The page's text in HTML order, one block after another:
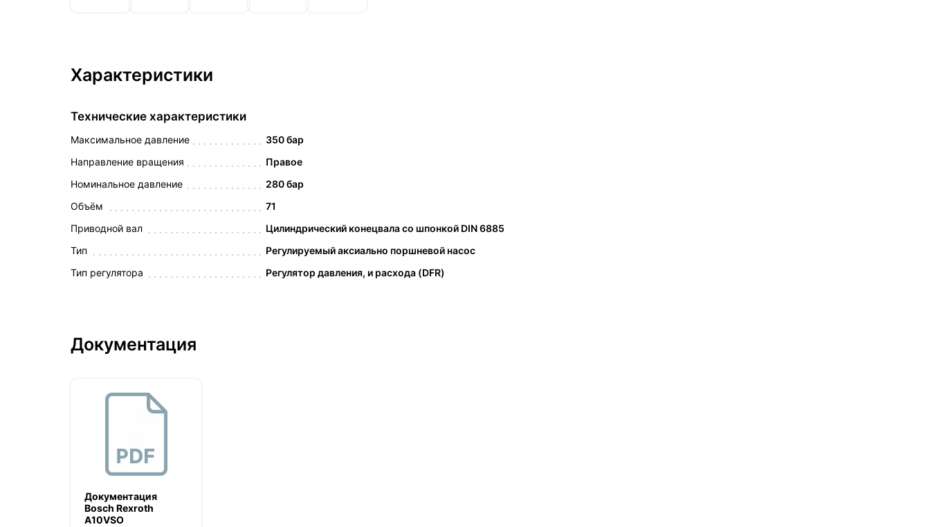
Характеристики
Технические характеристики
Максимальное давление
350 бар
Направление вращения
Правое
Номинальное давление
280 бар
Объём
71
Приводной вал
Цилиндрический конецвала со шпонкой DIN 6885
Тип
Регулируемый аксиально поршневой насос
Тип регулятора
Регулятор давления, и расхода (DFR)
Документация
Документация
Bosch Rexroth
A10VSO